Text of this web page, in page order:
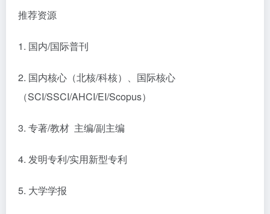
推荐资源
1. 国内/国际普刊
2. 国内核心（北核/科核）、国际核心
（SCI/SSCI/AHCI/EI/Scopus）
3. 专著/教材 主编/副主编
4. 发明专利/实用新型专利
5. 大学学报